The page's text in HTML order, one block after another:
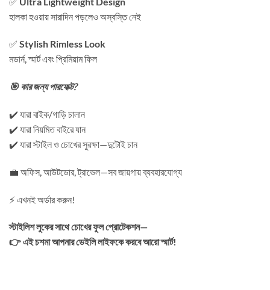
হালকা হওয়ায় সারাদিন পড়লেও অস্বস্তি নেই
✅ Stylish Rimless Look
মডার্ন, স্মার্ট এবং প্রিমিয়াম ফিল
🎯 কার জন্য পারফেক্ট?
✔️ যারা বাইক/গাড়ি চালান
✔️ যারা নিয়মিত বাইরে যান
✔️ যারা স্টাইল ও চোখের সুরক্ষা—দুটোই চান
💼 অফিস, আউটডোর, ট্রাভেল—সব জায়গায় ব্যবহারযোগ্য
⚡ এখনই অর্ডার করুন!
স্টাইলিশ লুকের সাথে চোখের ফুল প্রোটেকশন—
👉 এই চশমা আপনার ডেইলি লাইফকে করবে আরো স্মার্ট!